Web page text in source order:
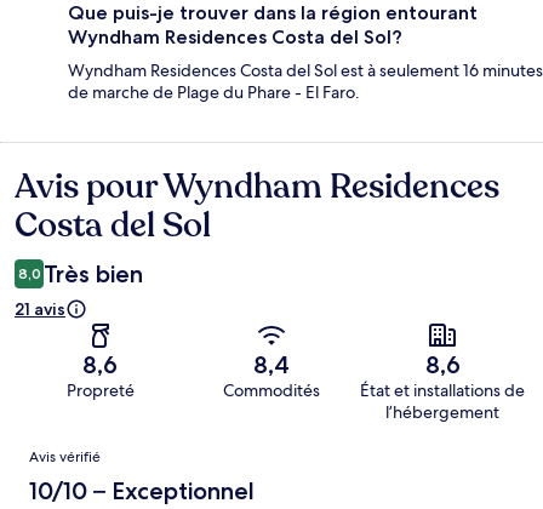
Que puis-je trouver dans la région entourant
Wyndham Residences Costa del Sol?
Wyndham Residences Costa del Sol est à seulement 16 minutes
de marche de Plage du Phare - El Faro.
Avis
Avis pour Wyndham Residences
Costa del Sol
8,0 Très bien
21 avis
8,6
Propreté
8,4
Commodités
8,6
État et installations de
l’hébergement
Avis
Avis vérifié
10/10 – Exceptionnel